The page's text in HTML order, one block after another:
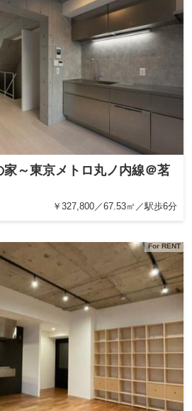
～東京メトロ丸ノ内線＠茗
￥327,800／67.53㎡／駅歩6分
For RENT